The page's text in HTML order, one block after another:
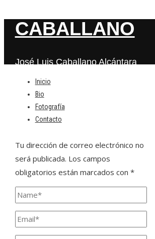
CABALLANO
José Luis Caballano Alcántara
Inicio
Bio
Fotografía
Contacto
Deja una respuesta
Tu dirección de correo electrónico no
será publicada. Los campos
obligatorios están marcados con *